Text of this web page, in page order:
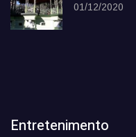
01/12/2020
Entretenimento